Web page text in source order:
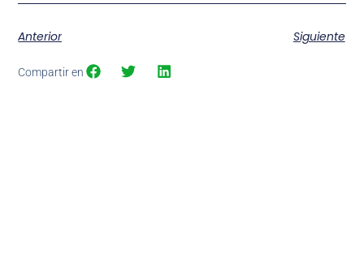
Anterior Siguiente
Compartir en